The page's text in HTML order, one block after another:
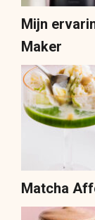
Mijn
Maker
Matcha